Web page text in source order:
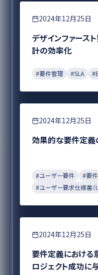
要件定義
2024年12月25日
デザインファース
計の効率化
#要件管理 #SLA #
要件定義
2024年12月25日
効果的な要件定
#ユーザー要件 #要件
#ユーザー要求仕様書（
要件定義
2024年12月25日
要件定義における
ロジェクト成功に